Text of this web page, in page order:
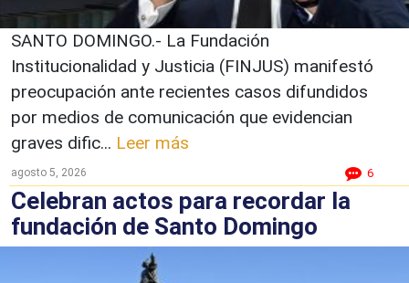
SANTO DOMINGO.- La Fundación
Institucionalidad y Justicia (FINJUS) manifestó
preocupación ante recientes casos difundidos
por medios de comunicación que evidencian
graves dific... Leer más
agosto 5, 2026 6
Celebran actos para recordar la
fundación de Santo Domingo